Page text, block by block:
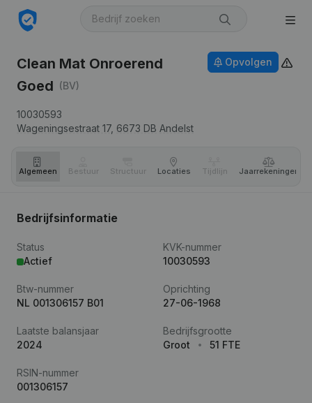
Clean Mat Onroerend
Goed (BV)
10030593
Wageningsestraat 17, 6673 DB Andelst
Opvolgen
Algemeen Bestuur Structuur Locaties Tijdlijn Jaar­rekeningen
Bedrijfsinformatie
Status
Actief
KVK-nummer
10030593
Btw-nummer
NL 001306157 B01
Oprichting
27-06-1968
Laatste balansjaar
2024
Bedrijfsgrootte
Groot
51 FTE
RSIN-nummer
001306157